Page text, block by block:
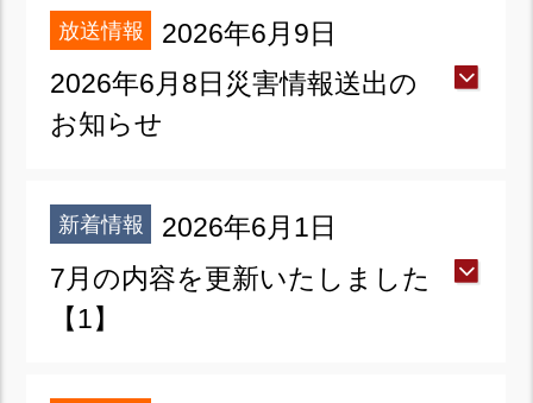
放送情報
2026年6月9日
2026年6月8日災害情報送出の
お知らせ
新着情報
2026年6月1日
7月の内容を更新いたしました
【1】